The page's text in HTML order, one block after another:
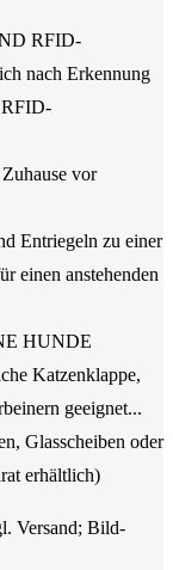
RFID-
nach Erkennung
RFID-
vor
Entriegeln zu einer
einen anstehenden
HUNDE
Katzenklappe,
geeignet...
Glasscheiben oder
erhältlich)
Versand; Bild-